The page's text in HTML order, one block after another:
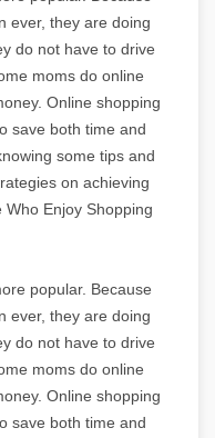
ever, they are doing
do not have to drive
moms do online
Online shopping
save both time and
some tips and
on achieving
Enjoy Shopping
popular. Because
ever, they are doing
do not have to drive
moms do online
Online shopping
save both time and